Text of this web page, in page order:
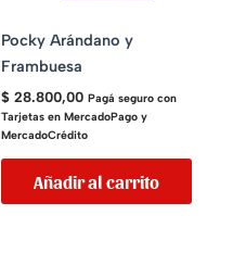
Pocky Arándano y
Frambuesa
$ 28.800,00 Pagá seguro con
Tarjetas en MercadoPago y
MercadoCrédito
Añadir al carrito